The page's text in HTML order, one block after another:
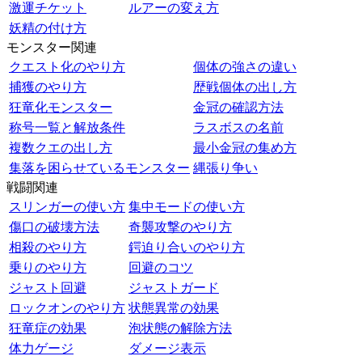
激運チケット
ルアーの変え方
妖精の付け方
モンスター関連
クエスト化のやり方
個体の強さの違い
捕獲のやり方
歴戦個体の出し方
狂竜化モンスター
金冠の確認方法
称号一覧と解放条件
ラスボスの名前
複数クエの出し方
最小金冠の集め方
集落を困らせているモンスター 縄張り争い
戦闘関連
スリンガーの使い方 集中モードの使い方
傷口の破壊方法
奇襲攻撃のやり方
相殺のやり方
鍔迫り合いのやり方
乗りのやり方
回避のコツ
ジャスト回避
ジャストガード
ロックオンのやり方 状態異常の効果
狂竜症の効果
泡状態の解除方法
体力ゲージ
ダメージ表示